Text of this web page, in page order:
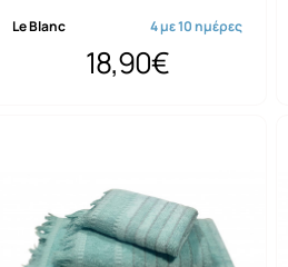
Le Blanc 4 με 10 ημέρες
18,90€